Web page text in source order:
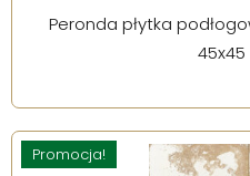
Peronda płytka
Promocja!